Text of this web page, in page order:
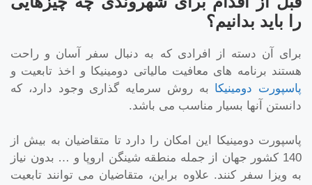
را باید بدانیم؟
برای آن دسته از افرادی که به دنبال سفر آسان و راحت
هستند برنامه های معافیت مالیاتی دومینیکا و اخذ تابعیت و
پاسپورت دومینیکا به روش سرمایه گذاری وجود دارد، که
دانستن آنها بسیار مناسب می باشد.
پاسپورت دومینیکا این امکان را دارد تا متقاضیان به بیش از
140 کشور جهان از جمله منطقه شینگن اروپا و … بدون نیاز
به ویزا سفر کنند. علاوه براین، متقاضیان می توانند تابعیت